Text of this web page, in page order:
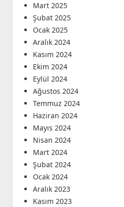
Mart 2025
Şubat 2025
Ocak 2025
Aralık 2024
Kasım 2024
Ekim 2024
Eylül 2024
Ağustos 2024
Temmuz 2024
Haziran 2024
Mayıs 2024
Nisan 2024
Mart 2024
Şubat 2024
Ocak 2024
Aralık 2023
Kasım 2023